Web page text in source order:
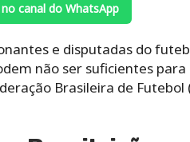
canal do WhatsApp
e disputadas do
não ser suficientes para
Brasileira de Futebol